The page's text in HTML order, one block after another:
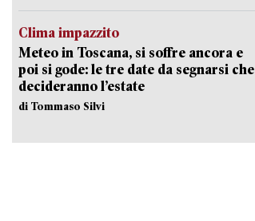
Clima impazzito
Meteo in Toscana, si soffre ancora e
poi si gode: le tre date da segnarsi che
decideranno l’estate
di Tommaso Silvi